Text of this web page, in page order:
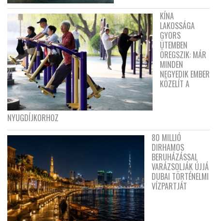
KÍNA
LAKOSSÁGA
GYORS
ÜTEMBEN
ÖREGSZIK: MÁR
MINDEN
NEGYEDIK EMBER
KÖZELÍT A
NYUGDÍJKORHOZ
80 MILLIÓ
DIRHAMOS
BERUHÁZÁSSAL
VARÁZSOLJÁK ÚJJÁ
DUBAI TÖRTÉNELMI
VÍZPARTJÁT